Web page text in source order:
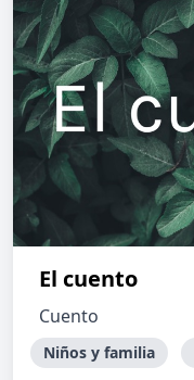
El cuento
Cuento
Niños y familia